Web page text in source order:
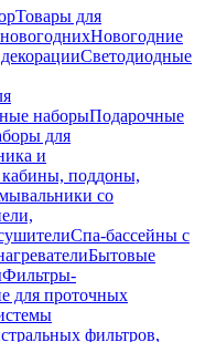
Товары для
Новогодние
Светодиодные
наборыПодарочные
для
и
поддоны,
со
Спа-бассейны с
Бытовые
Фильтры-
для проточных
фильтров,